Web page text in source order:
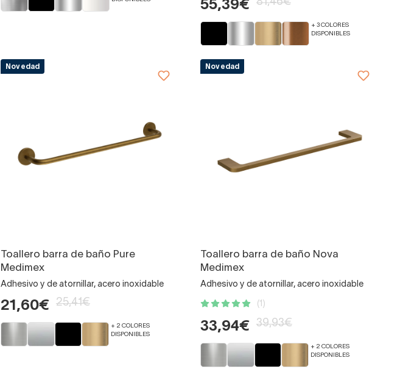
55,39€ 81,46€
+ 3 COLORES
DISPONIBLES
Novedad
Toallero barra de baño Pure
Medimex
Adhesivo y de atornillar, acero inoxidable
21,60€ 25,41€
+ 2 COLORES
DISPONIBLES
Novedad
Toallero barra de baño Nova
Medimex
Adhesivo y de atornillar, acero inoxidable
(1)
33,94€ 39,93€
+ 2 COLORES
DISPONIBLES